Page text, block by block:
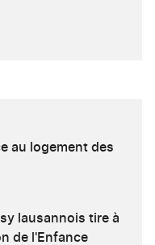
au logement des
lausannois tire à
de l'Enfance